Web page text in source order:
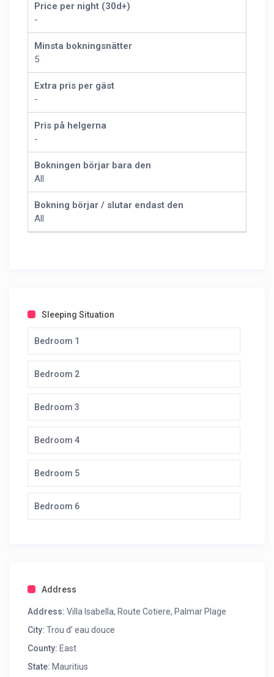
Price per night (30d+)
-
Minsta bokningsnätter
5
Extra pris per gäst
-
Pris på helgerna
-
Bokningen börjar bara den
All
Bokning börjar / slutar endast den
All
Sleeping Situation
Bedroom 1
Bedroom 2
Bedroom 3
Bedroom 4
Bedroom 5
Bedroom 6
Address
Address: Villa Isabella, Route Cotiere, Palmar Plage
City: Trou d’ eau douce
County: East
State: Mauritius